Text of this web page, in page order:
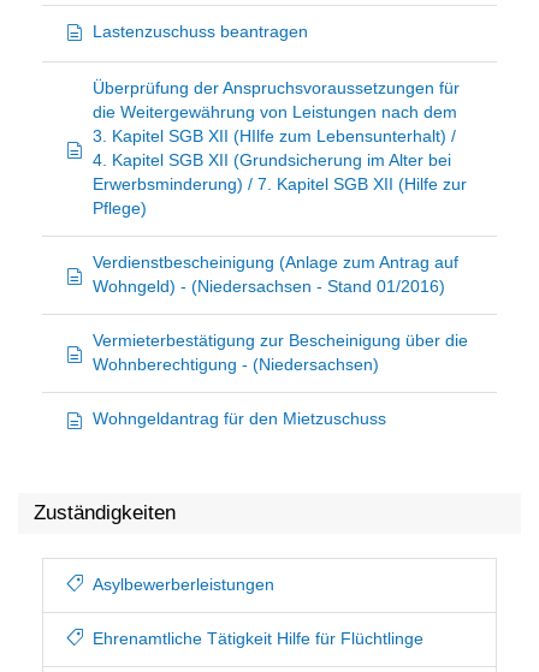
Lastenzuschuss beantragen
Überprüfung der Anspruchsvoraussetzungen für
die Weitergewährung von Leistungen nach dem
3. Kapitel SGB XII (HIlfe zum Lebensunterhalt) /
4. Kapitel SGB XII (Grundsicherung im Alter bei
Erwerbsminderung) / 7. Kapitel SGB XII (Hilfe zur
Pflege)
Verdienstbescheinigung (Anlage zum Antrag auf
Wohngeld) - (Niedersachsen - Stand 01/2016)
Vermieterbestätigung zur Bescheinigung über die
Wohnberechtigung - (Niedersachsen)
Wohngeldantrag für den Mietzuschuss
Zuständigkeiten
Asylbewerberleistungen
Ehrenamtliche Tätigkeit Hilfe für Flüchtlinge